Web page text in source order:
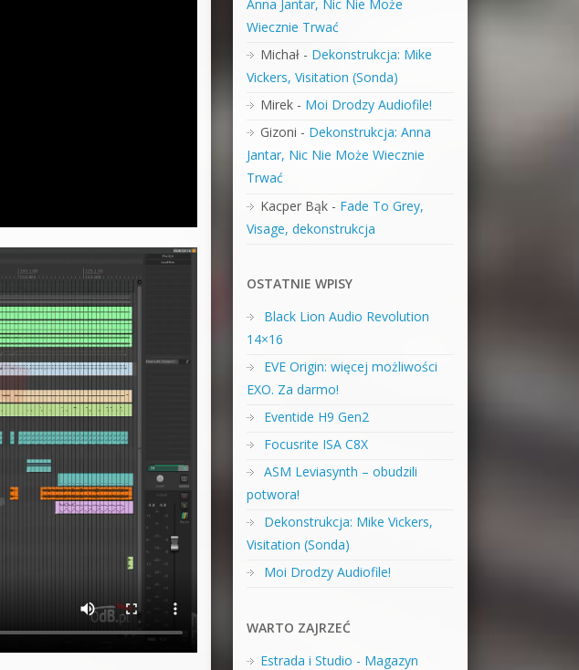
Anna Jantar, Nic Nie Może
Wiecznie Trwać
Michał- Dekonstrukcja: Mike
Vickers, Visitation (Sonda)
Mirek- Moi Drodzy Audiofile!
Gizoni - Dekonstrukcja: Anna
Jantar, Nic Nie Może Wiecznie
Trwać
Kacper Bąk- Fade To Grey,
Visage, dekonstrukcja
OSTATNIE WPISY
Black Lion Audio Revolution
14×16
EVE Origin: więcej możliwości
EXO. Za darmo!
Eventide H9 Gen2
Focusrite ISA C8X
ASM Leviasynth – obudzili
potwora!
Dekonstrukcja: Mike Vickers,
Visitation (Sonda)
Moi Drodzy Audiofile!
WARTO ZAJRZEĆ
Estrada i Studio - Magazyn